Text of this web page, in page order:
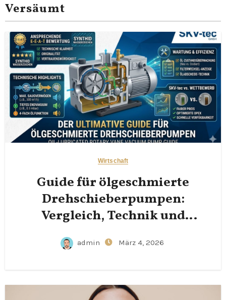
Versäumt
Wirtschaft
Guide für ölgeschmierte
Drehschieberpumpen:
Vergleich, Technik und
admin März 4, 2026